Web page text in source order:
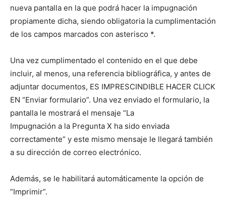
nueva pantalla en la que podrá hacer la impugnación
propiamente dicha, siendo obligatoria la cumplimentación
de los campos marcados con asterisco *.
Una vez cumplimentado el contenido en el que debe
incluir, al menos, una referencia bibliográfica, y antes de
adjuntar documentos, ES IMPRESCINDIBLE HACER CLICK
EN “Enviar formulario”. Una vez enviado el formulario, la
pantalla le mostrará el mensaje “La
Impugnación a la Pregunta X ha sido enviada
correctamente” y este mismo mensaje le llegará también
a su dirección de correo electrónico.
Además, se le habilitará automáticamente la opción de
“Imprimir”.